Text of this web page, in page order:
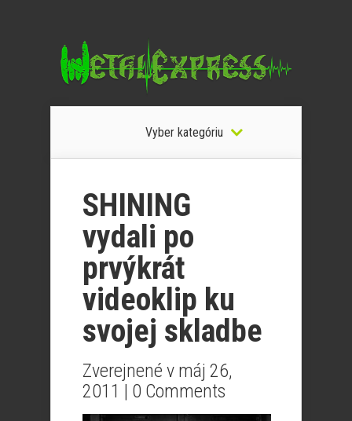
Vyber kategóriu
SHINING
vydali po
prvýkrát
videoklip ku
svojej skladbe
Zverejnené v máj 26,
2011 | 0 Comments